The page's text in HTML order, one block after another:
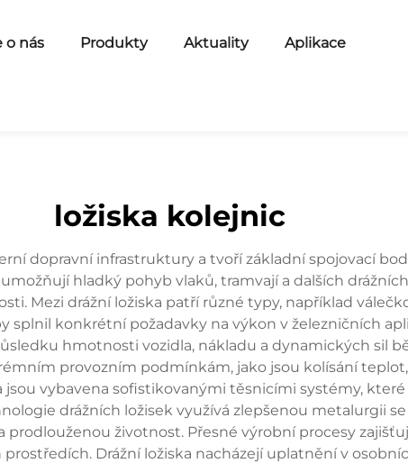
o nás Produkty Aktuality Aplikace
ložiska kolejnic
dopravní infrastruktury a tvoří základní spojovací
hladký pohyb vlaků, tramvají a dalších
Mezi drážní ložiska patří různé typy, například
splnil konkrétní požadavky na výkon v železničních
hmotnosti vozidla, nákladu a dynamických sil
provozním podmínkám, jako jsou kolísání
jsou vybavena sofistikovanými těsnicími systémy,
drážních ložisek využívá zlepšenou metalurgii
životnost. Přesné výrobní procesy
Drážní ložiska nacházejí uplatnění v